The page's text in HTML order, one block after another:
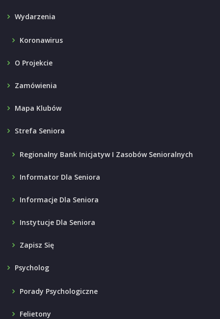
Wydarzenia
Koronawirus
O Projekcie
Zamówienia
Mapa Klubów
Strefa Seniora
Regionalny Bank Inicjatyw I Zasobów Senioralnych
Informator Dla Seniora
Informacje Dla Seniora
Instytucje Dla Seniora
Zapisz Się
Psycholog
Porady Psychologiczne
Felietony